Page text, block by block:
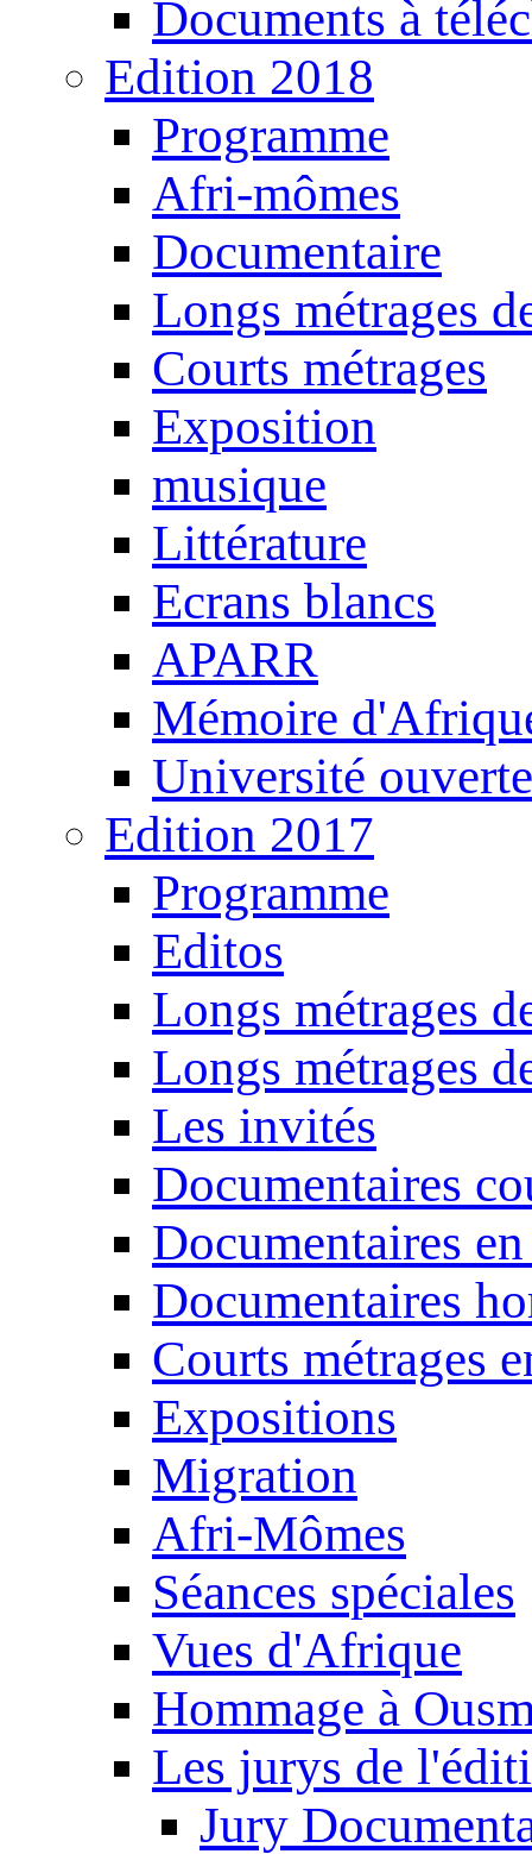
Documents à
Edition 2018
Programme
Afri-mômes
Documentaire
Longs métrages
Courts métrages
Exposition
musique
Littérature
Ecrans blancs
APARR
Mémoire
Université ouverte
Edition 2017
Programme
Editos
Longs métrages
Longs métrages
Les invités
Documentaires
Documentaires
Documentaires
Courts métrages
Expositions
Migration
Afri-Mômes
Séances spéciales
Vues d'Afrique
Hommage à
Les jurys de
Jury